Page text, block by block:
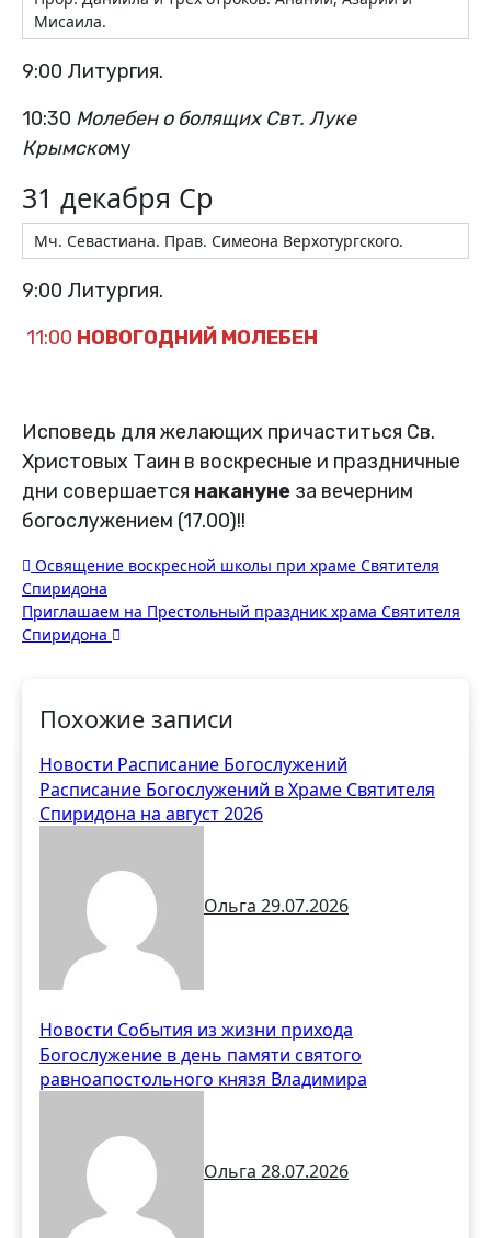
Мисаила.
9:00 Литургия.
10:30 Молебен о болящих Свт. Луке
Крымскому
31 декабря Ср
Мч. Севастиана. Прав. Симеона Верхотургского.
9:00 Литургия.
11:00 НОВОГОДНИЙ МОЛЕБЕН
Исповедь для желающих причаститься Св.
Христовых Таин в воскресные и праздничные
дни совершается накануне за вечерним
богослужением (17.00)!!
Навигация
по
записям
Освящение воскресной школы при храме Святителя
Спиридона
Приглашаем на Престольный праздник храма Святителя
Спиридона
Похожие записи
Новости Расписание Богослужений
Расписание Богослужений в Храме Святителя
Спиридона на август 2026
Ольга 29.07.2026
Новости События из жизни прихода
Богослужение в день памяти святого
равноапостольного князя Владимира
Ольга 28.07.2026